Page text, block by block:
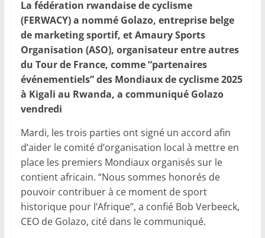
La fédération rwandaise de cyclisme
(FERWACY) a nommé Golazo, entreprise belge
de marketing sportif, et Amaury Sports
Organisation (ASO), organisateur entre autres
du Tour de France, comme “partenaires
événementiels” des Mondiaux de cyclisme 2025
à Kigali au Rwanda, a communiqué Golazo
vendredi
Mardi, les trois parties ont signé un accord afin
d’aider le comité d’organisation local à mettre en
place les premiers Mondiaux organisés sur le
contient africain. “Nous sommes honorés de
pouvoir contribuer à ce moment de sport
historique pour l’Afrique”, a confié Bob Verbeeck,
CEO de Golazo, cité dans le communiqué.